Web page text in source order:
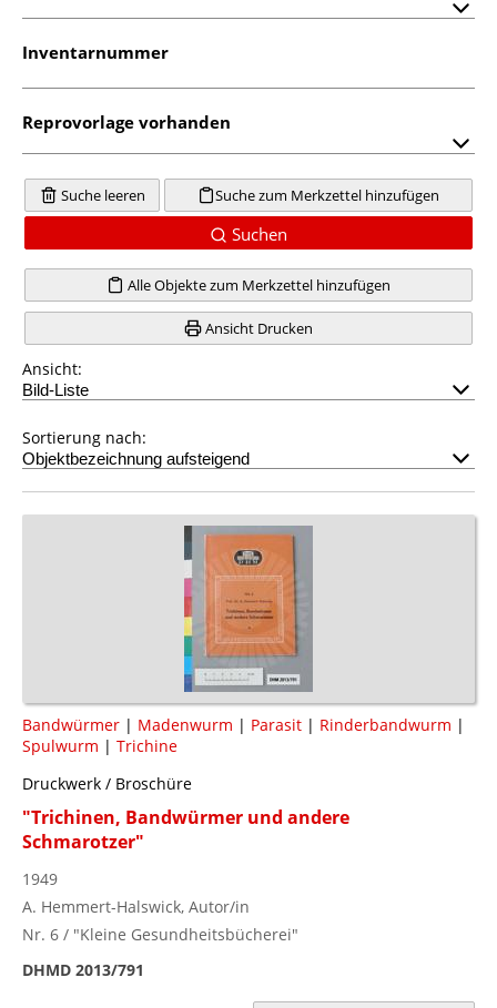
Inventarnummer
Reprovorlage vorhanden
Suche leeren Suche zum Merkzettel hinzufügen
Suchen
Alle Objekte zum Merkzettel hinzufügen
Ansicht Drucken
Ansicht:
Sortierung nach:
Bandwürmer | Madenwurm | Parasit | Rinderbandwurm |
Spulwurm | Trichine
Druckwerk / Broschüre
"Trichinen, Bandwürmer und andere
Schmarotzer"
1949
A. Hemmert-Halswick, Autor/in
Nr. 6 / "Kleine Gesundheitsbücherei"
DHMD 2013/791